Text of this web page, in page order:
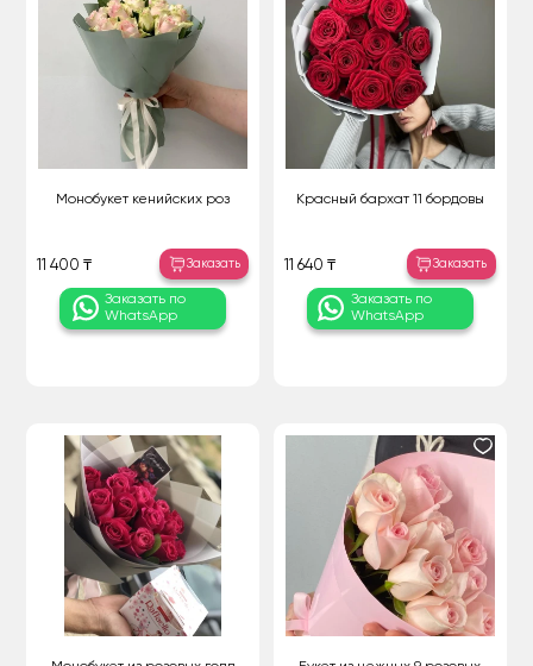
Монобукет кенийских роз
11 400 ₸ Заказать
Заказать по
WhatsApp
Красный бархат 11 бордовы
11 640 ₸ Заказать
Заказать по
WhatsApp